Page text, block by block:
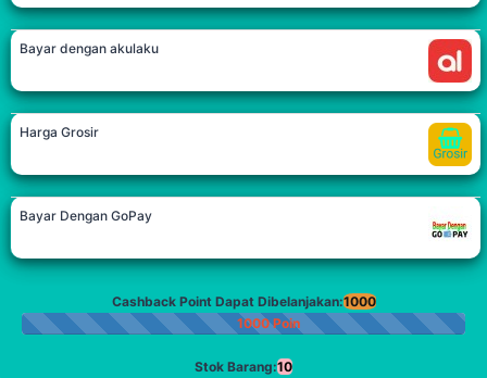
Bayar dengan akulaku
Harga Grosir
Bayar Dengan GoPay
Cashback Point Dapat Dibelanjakan:1000
1000 Poin
Stok Barang:10